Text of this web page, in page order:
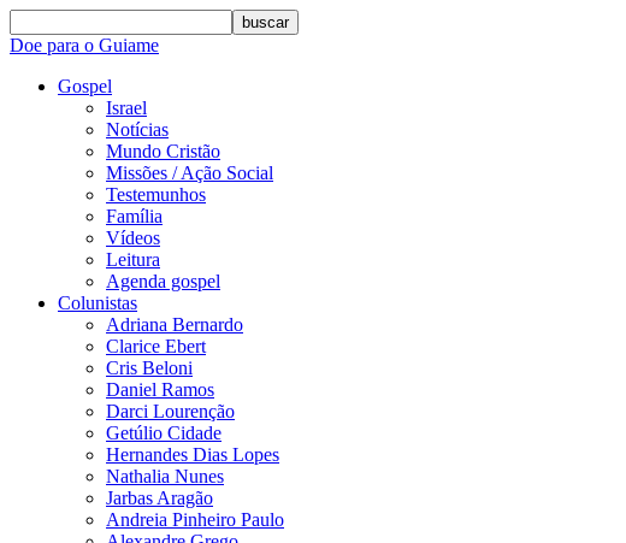
buscar
Doe para o Guiame
Gospel
Israel
Notícias
Mundo Cristão
Missões / Ação Social
Testemunhos
Família
Vídeos
Leitura
Agenda gospel
Colunistas
Adriana Bernardo
Clarice Ebert
Cris Beloni
Daniel Ramos
Darci Lourenção
Getúlio Cidade
Hernandes Dias Lopes
Nathalia Nunes
Jarbas Aragão
Andreia Pinheiro Paulo